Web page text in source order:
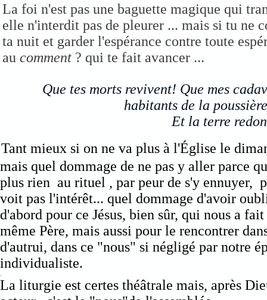
La foi n'est pas une baguette magique qui
elle n'interdit pas de pleurer ... mais si tu
ta nuit et garder l'espérance contre toute
au comment? qui te fait avancer ...
mais quel dommage de ne pas y aller parce
plus rien au rituel , par peur de s'y ennuyer,
voit pas l'intérêt... quel dommage d'avoir
d'abord pour ce Jésus, bien sûr, qui nous a
même Père, mais aussi pour le rencontrer
d'autrui, dans ce "nous" si négligé par notre
individualiste.
.
La liturgie est certes théâtrale mais, après
Que tes morts revivent! Que mes
habitants de la
Et la terre
Tant mieux si on ne va plus à l'Église le